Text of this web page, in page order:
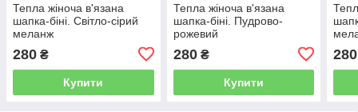
Тепла жіноча в'язана
шапка-біні. Світло-сірий
меланж
280 ₴
Купити
Тепла жіноча в'язана
шапка-біні. Пудрово-
рожевий
280₴
Купити
280